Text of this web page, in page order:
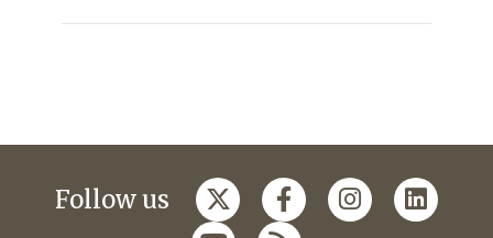
Follow us